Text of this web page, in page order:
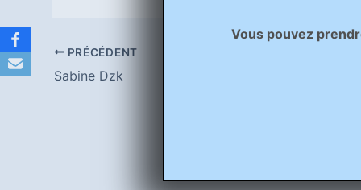
PRÉCÉDENT
Sabine Dzk
Vous pouvez